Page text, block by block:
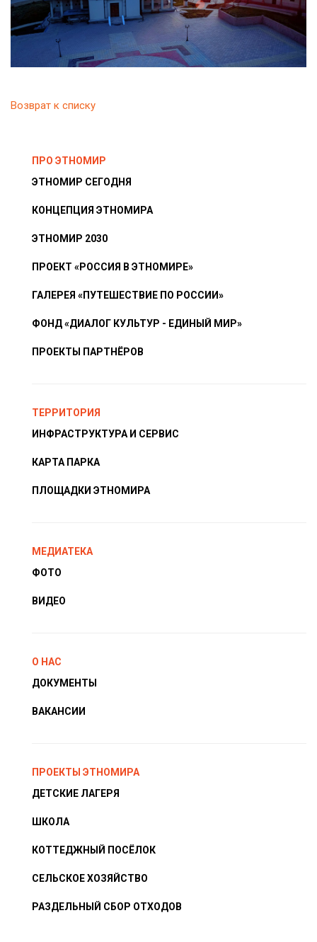
Возврат к списку
ПРО ЭТНОМИР
ЭТНОМИР СЕГОДНЯ
КОНЦЕПЦИЯ ЭТНОМИРА
ЭТНОМИР 2030
ПРОЕКТ «РОССИЯ В ЭТНОМИРЕ»
ГАЛЕРЕЯ «ПУТЕШЕСТВИЕ ПО РОССИИ»
ФОНД «ДИАЛОГ КУЛЬТУР - ЕДИНЫЙ МИР»
ПРОЕКТЫ ПАРТНЁРОВ
ТЕРРИТОРИЯ
ИНФРАСТРУКТУРА И СЕРВИС
КАРТА ПАРКА
ПЛОЩАДКИ ЭТНОМИРА
МЕДИАТЕКА
ФОТО
ВИДЕО
О НАС
ДОКУМЕНТЫ
ВАКАНСИИ
ПРОЕКТЫ ЭТНОМИРА
ДЕТСКИЕ ЛАГЕРЯ
ШКОЛА
КОТТЕДЖНЫЙ ПОСЁЛОК
СЕЛЬСКОЕ ХОЗЯЙСТВО
РАЗДЕЛЬНЫЙ СБОР ОТХОДОВ